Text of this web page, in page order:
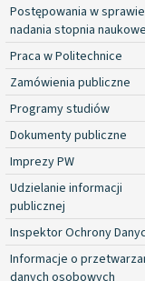
Postępowania w sprawie
nadania stopnia
Praca w Politechnice
Zamówienia publiczne
Programy studiów
Dokumenty publiczne
Imprezy PW
Udzielanie informacji
publicznej
Inspektor Ochrony
Informacje o
danych osobowych